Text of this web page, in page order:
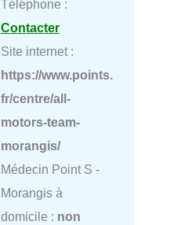
Téléphone :
Contacter
Site internet :
https://www.points.
fr/centre/all-
motors-team-
morangis/
Médecin Point S -
Morangis à
domicile : non